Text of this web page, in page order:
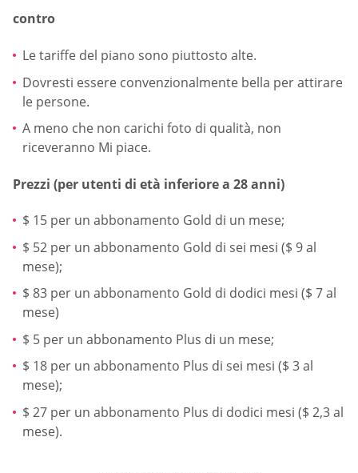
contro
Le tariffe del piano sono piuttosto alte.
Dovresti essere convenzionalmente bella per attirare
le persone.
A meno che non carichi foto di qualità, non
riceveranno Mi piace.
Prezzi (per utenti di età inferiore a 28 anni)
$ 15 per un abbonamento Gold di un mese;
$ 52 per un abbonamento Gold di sei mesi ($ 9 al
mese);
$ 83 per un abbonamento Gold di dodici mesi ($ 7 al
mese)
$ 5 per un abbonamento Plus di un mese;
$ 18 per un abbonamento Plus di sei mesi ($ 3 al
mese);
$ 27 per un abbonamento Plus di dodici mesi ($ 2,3 al
mese).